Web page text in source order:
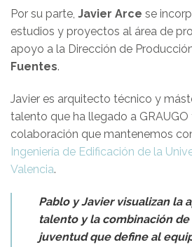
Por su parte, Javier Arce se
estudios y proyectos al área de
apoyo a la Dirección de
Fuentes.
Javier es arquitecto técnico y
talento que ha llegado a
colaboración que mantenemos
Ingeniería de Edificación de la
Valencia.
Pablo y Javier visualizan la
talento y la combinación
juventud que define al